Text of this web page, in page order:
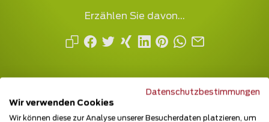
Erzählen Sie davon...
Datenschutzbestimmungen
Wir verwenden Cookies
Wir können diese zur Analyse unserer Besucherdaten platzieren, um